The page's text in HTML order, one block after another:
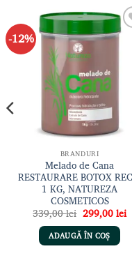
-12%
BRANDURI
Melado de Cana
RESTAURARE BOTOX
1 KG, NATUREZA
COSMETICOS
339,00lei Prețul
inițial
a
fost:
339,00 lei.
299,00lei
ADAUGĂ ÎN COȘ